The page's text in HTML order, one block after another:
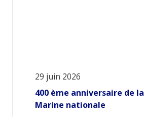
29 juin 2026
400 ème anniversaire de la
Marine nationale